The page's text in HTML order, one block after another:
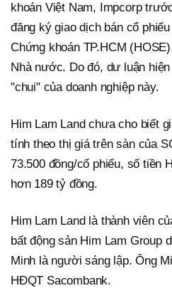
khoán Việt Nam, Impcorp
đăng ký giao dịch bán cổ
Chứng khoán TP.HCM
Nhà nước. Do đó, dư luận
"chui" của doanh nghiệp này.
Him Lam Land chưa cho biết
tính theo thị giá trên sàn của
73.500 đồng/cổ phiếu, số tiền
hơn 189 tỷ đồng.
Him Lam Land là thành viên
bất động sản Him Lam Group
Minh là người sáng lập. Ông
HĐQT Sacombank.